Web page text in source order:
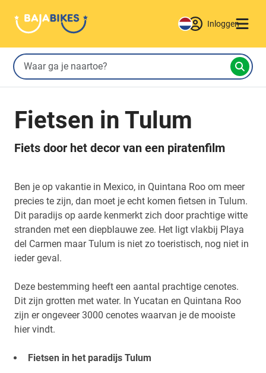
Inloggen
Fietsen in Tulum
Fiets door het decor van een piratenfilm
Ben je op vakantie in Mexico, in Quintana Roo om meer
precies te zijn, dan moet je echt komen fietsen in Tulum.
Dit paradijs op aarde kenmerkt zich door prachtige witte
stranden met een diepblauwe zee. Het ligt vlakbij Playa
del Carmen maar Tulum is niet zo toeristisch, nog niet in
ieder geval.
Deze bestemming heeft een aantal prachtige cenotes.
Dit zijn grotten met water. In Yucatan en Quintana Roo
zijn er ongeveer 3000 cenotes waarvan je de mooiste
hier vindt.
Fietsen in het paradijs Tulum